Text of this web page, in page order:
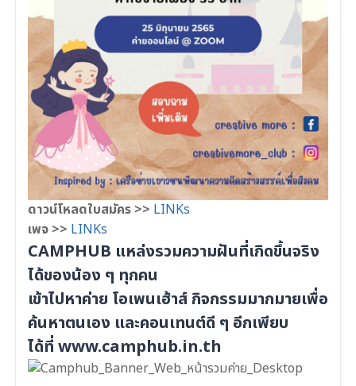
ดาวน์โหลดใบสมัคร >> LINKs
เพจ >> LINKs
CAMPHUB แหล่งรวมความฝันที่เกิดขึ้นจริง
ได้ของน้อง ๆ ทุกคน
เข้าไปหาค่าย โอเพนเฮ้าส์ กิจกรรมมากมายเพื่อ
ค้นหาตนเอง และคอนเทนต์ดี ๆ อีกเพียบ
ได้ที่ www.camphub.in.th